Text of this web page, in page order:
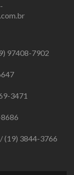
97408-7902
3471
/(19) 3844-3766